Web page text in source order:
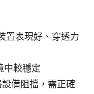
置表現好、穿透力
中較穩定
備阻擋，需正確